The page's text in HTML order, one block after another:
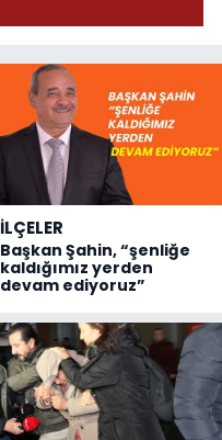
İLÇELER
Başkan Şahin, “şenliğe
kaldığımız yerden
devam ediyoruz”